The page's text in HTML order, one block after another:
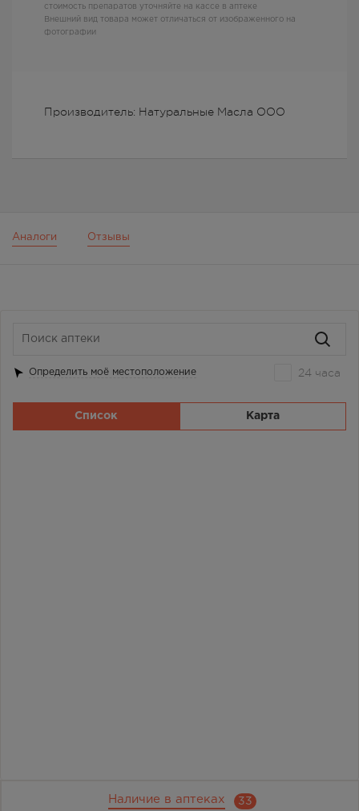
Производитель: Натуральные Масла ООО
стоимость препаратов уточняйте на кассе в аптеке
Внешний вид товара может отличаться от изображенного на
фотографии
Аналоги Отзывы
Наличие в аптеках 33
Определить моё местоположение 24 часа
Список Карта